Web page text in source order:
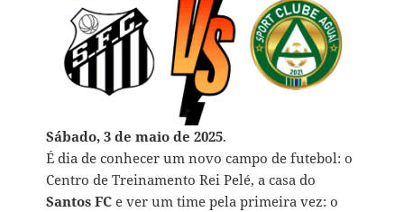
Sábado, 3 de maio de 2025.
É dia de conhecer um novo campo de futebol: o
Centro de Treinamento Rei Pelé, a casa do
Santos FC e ver um time pela primeira vez: o